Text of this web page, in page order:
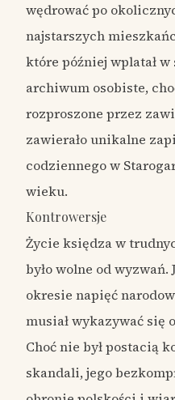
wędrować po
najstarszych
które później wplatał w
archiwum osobiste,
rozproszone przez
zawierało unikalne
codziennego w
wieku.
Kontrowersje
Życie księdza w
było wolne od wyzwań.
okresie napięć
musiał wykazywać się
Choć nie był postacią
skandali, jego